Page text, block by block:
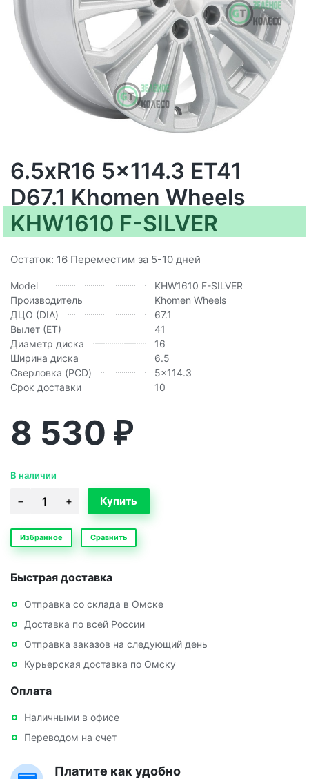
6.5xR16 5x114.3 ET41
D67.1 Khomen Wheels
KHW1610 F-SILVER
Остаток: 16 Переместим за 5-10 дней
Model
KHW1610 F-SILVER
Производитель
Khomen Wheels
ДЦО (DIA)
67.1
Вылет (ЕТ)
41
Диаметр диска
16
Ширина диска
6.5
Сверловка (PCD)
5x114.3
Срок доставки
10
8 530 ₽
В наличии
Избранное Сравнить
Быстрая доставка
Отправка со склада в Омске
Доставка по всей России
Отправка заказов на следующий день
Курьерская доставка по Омску
Оплата
Наличными в офисе
Переводом на счет
Платите как удобно